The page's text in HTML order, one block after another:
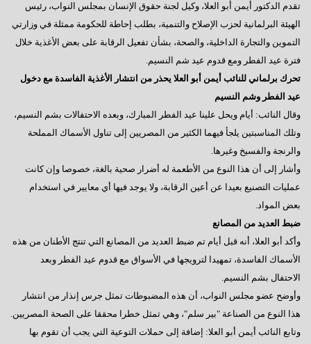
تقدم الدكتور أيمن أبو العلا، وكيل لجنة حقوق الإنسان بمجلس النواب، رئيس
الهيئة البرلمانية لحزب الإصلاح والتنمية، بطلب إحاطة للحكومة ممثلة في وزارتي
التموين والتجارة الداخلية، والصحة، بشأن تفعيل الرقابة على بعض الأغذية خلال
فترة عيد الفطر ومع قدوم عيد شم النسيم.
تحرك برلماني للنائب أيمن أبو العلا يحذر من انتشار الأغذية الفاسدة مع دخول
عيد الفطر وشم النسيم
وقال النائب: أيام ويحل علينا عيد الفطر المبارك، وبعده الاحتفالات بشم النسيم،
وتلك المناسبتين يلجأ فيهما الكثير من المصريين إلى تناول الأسماك المملحة
والرنجة والفسيخ وغيرها.
وأشار إلى أن هذا النوع من الأطعمة له أضرار صحية بالغة، خصوصا وإن كانت
عمليات التصنيع بعيدا عن أعين الرقابة، ولا يوجد فيها أي معايير في استخدام
بعض المواد.
ضبط العديد من المصانع
وأكد أبو العلا، أنه قبل أيام تم ضبط العديد من المصانع التي تنتج الأطنان من هذه
الأسماك الفاسدة، تمهيدا لترويجها في الأسواق مع قدوم عيد الفطر وبعد
الاحتفال بشم النسيم.
وأوضح عضو مجلس النواب، أن هذه المضبوطات تمثل جرس إنذار من انتشار
هذا النوع من الصناعة "بير سلم"، وهي تمثل خطرا محققا على الصحة المصريين.
وتابع النائب أيمن أبو العلا: إضافة إلى حملات التوعية التي يجب أن تقوم بها